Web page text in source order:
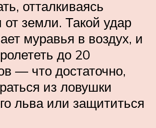
отталкиваясь
земли. Такой удар
муравья в воздух, и
до 20
— что достаточно,
из ловушки
льва или защититься